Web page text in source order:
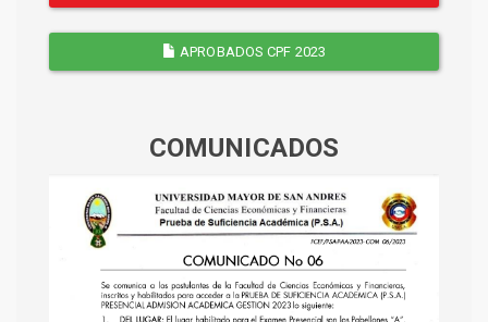
APROBADOS CPF 2023
COMUNICADOS